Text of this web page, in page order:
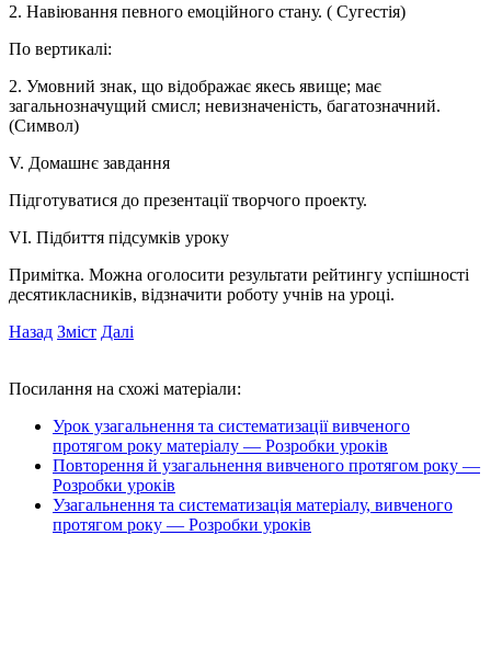
2. Навіювання певного емоційного стану. ( Сугестія)
По вертикалі:
2. Умовний знак, що відображає якесь явище; має
загальнозначущий смисл; невизначеність, багатозначний.
(Символ)
V. Домашнє завдання
Підготуватися до презентації творчого проекту.
VI. Підбиття підсумків уроку
Примітка. Можна оголосити результати рейтингу успішності
десятикласників, відзначити роботу учнів на уроці.
Назад Зміст Далі
Посилання на схожі матеріали:
Урок узагальнення та систематизації вивченого
протягом року матеріалу — Розробки уроків
Повторення й узагальнення вивченого протягом року —
Розробки уроків
Узагальнення та систематизація матеріалу, вивченого
протягом року — Розробки уроків